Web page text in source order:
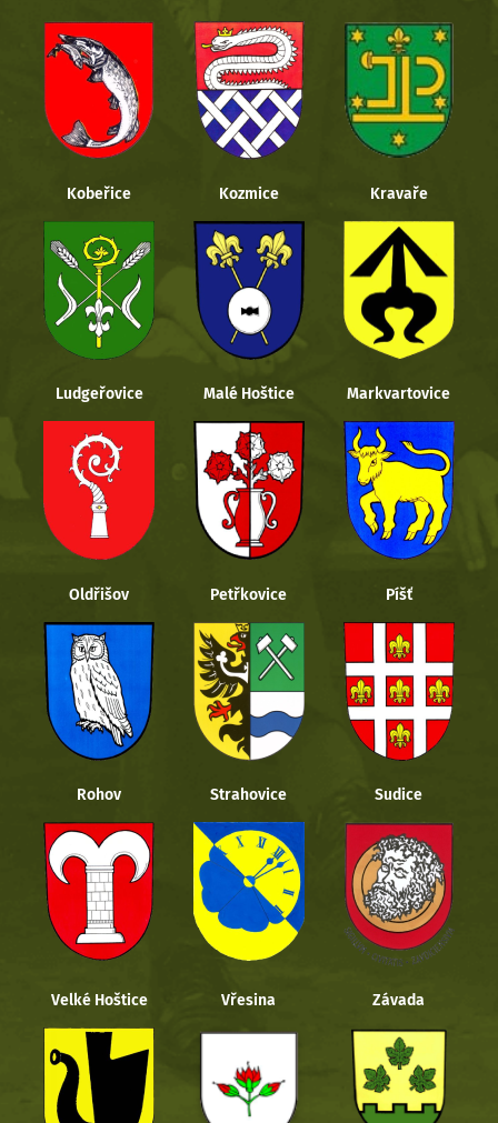
Kobeřice Kozmice Kravaře
Ludgeřovice Malé Hoštice Markvartovice
Oldřišov Petřkovice Píšť
Rohov Strahovice Sudice
Velké Hoštice Vřesina Závada